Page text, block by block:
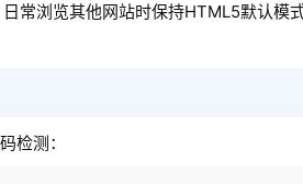
常浏览其他网站时保持HTML5默认模
检测：